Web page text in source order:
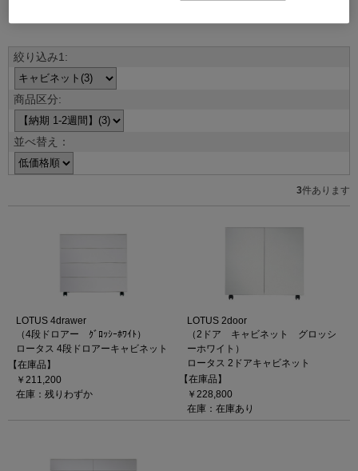
並べ替え：
3件あります
LOTUS 4drawer
（4段ドロアー ｸﾞﾛｯｼｰﾎﾜｲﾄ）
ロータス 4段ドロアーキャビネット
【在庫品】
￥211,200
在庫：残りわずか
LOTUS 2door
（2ドア キャビネット グロッシ
ーホワイト）
ロータス 2ドアキャビネット
【在庫品】
￥228,800
在庫：在庫あり